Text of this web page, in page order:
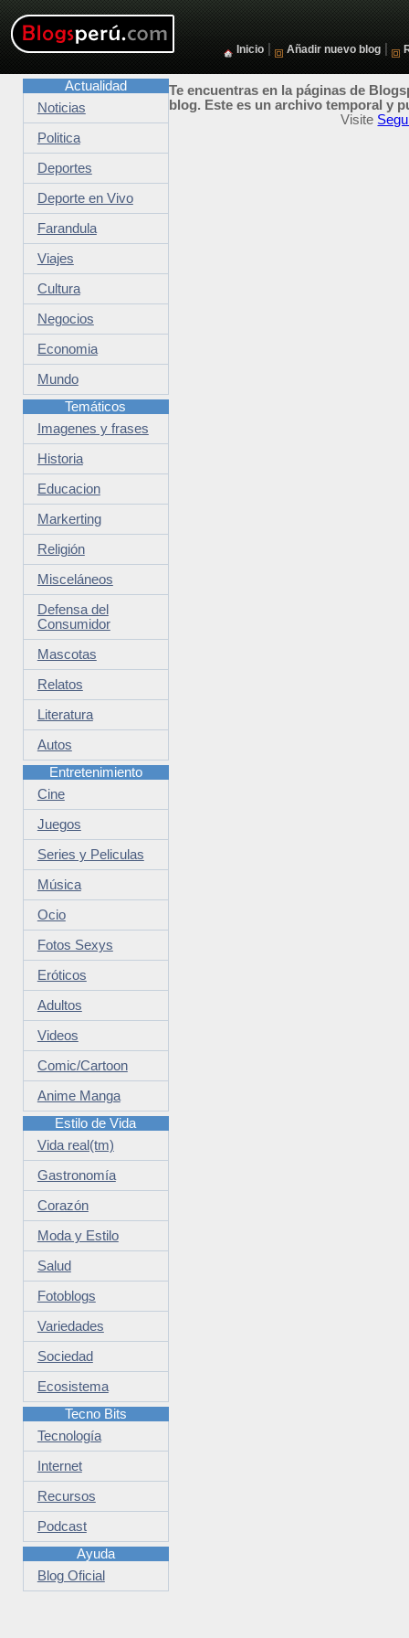
Inicio Añadir nuevo blog
Te encuentras en la páginas de
blog. Este es un archivo temporal y
Visite
Actualidad
Noticias
Politica
Deportes
Deporte en Vivo
Farandula
Viajes
Cultura
Negocios
Economia
Mundo
Temáticos
Imagenes y frases
Historia
Educacion
Markerting
Religión
Misceláneos
Defensa del
Consumidor
Mascotas
Relatos
Literatura
Autos
Entretenimiento
Cine
Juegos
Series y Peliculas
Música
Ocio
Fotos Sexys
Eróticos
Adultos
Videos
Comic/Cartoon
Anime Manga
Estilo de Vida
Vida real(tm)
Gastronomía
Corazón
Moda y Estilo
Salud
Fotoblogs
Variedades
Sociedad
Ecosistema
Tecno Bits
Tecnología
Internet
Recursos
Podcast
Ayuda
Blog Oficial